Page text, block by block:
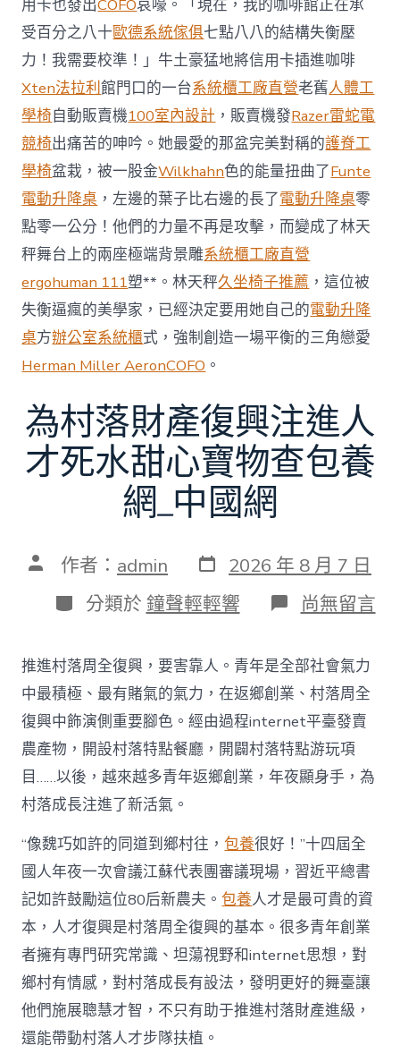
辦
公
室
設
計
DT
踢
友
誼
賽〉
中
用卡也發出COFO哀嚎。「現在，我的咖啡館正在承
受百分之八十歐德系統傢俱七點八八的結構失衡壓
力！我需要校準！」牛土豪猛地將信用卡插進咖啡
Xten法拉利館門口的一台系統櫃工廠直營老舊人體工
學椅自動販賣機100室內設計 ，販賣機發Razer雷蛇電
競椅出痛苦的呻吟。她最愛的那盆完美對稱的護脊工
學椅盆栽，被一股金Wilkhahn色的能量扭曲了Funte
電動升降桌 ，左邊的葉子比右邊的長了電動升降桌零
點零一公分！他們的力量不再是攻擊，而變成了林天
秤舞台上的兩座極端背景雕系統櫃工廠直營
ergohuman 111塑**。林天秤久坐椅子推薦 ，這位被
失衡逼瘋的美學家，已經決定要用她自己的電動升降
桌方辦公室系統櫃式，強制創造一場平衡的三角戀愛
Herman Miller AeronCOFO 。
為村落財產復興注進人
才死水甜心寶物查包養
網_中國網
文 作者： admin 發
表
日
期
2026 年 8 月 7 日
分
類
分類於 鐘聲輕輕響 在
〈為
落
財
產
復
興
注
進
人
水
甜
心
寶
物
查
包
養
網
_
中
尚無留言
推進村落周全復興，要害靠人。青年是全部社會氣力
中最積極、最有賭氣的氣力，在返鄉創業、村落周全
復興中飾演側重要腳色。經由過程internet平臺發賣
農產物，開設村落特點餐廳，開闢村落特點游玩項
目……以後，越來越多青年返鄉創業，年夜顯身手，為
村落成長注進了新活氣。
“像魏巧如許的同道到鄉村往，包養很好！”十四屆全
國人年夜一次會議江蘇代表團審議現場，習近平總書
記如許鼓勵這位80后新農夫。包養人才是最可貴的資
本，人才復興是村落周全復興的基本。很多青年創業
者擁有專門研究常識、坦蕩視野和internet思想，對
鄉村有情感，對村落成長有設法，發明更好的舞臺讓
他們施展聰慧才智，不只有助于推進村落財產進級，
還能帶動村落人才步隊扶植。